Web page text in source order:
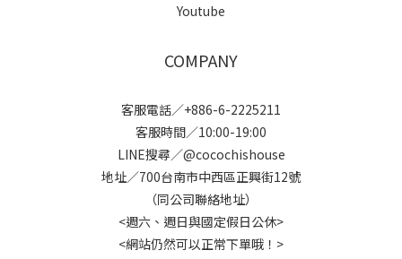
Youtube
COMPANY
客服電話／+886-6-2225211
客服時間／10:00-19:00
LINE搜尋／@cocochishouse
地址／700台南市中西區正興街12號
（同公司聯絡地址）
<週六、週日與國定假日公休>
<網站仍然可以正常下單哦！>